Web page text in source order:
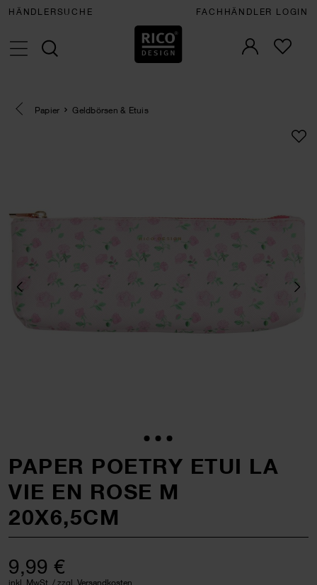
HÄNDLERSUCHE FACHHÄNDLER LOGIN
Eine Kategorie zurück navigieren
Papier Geldbörsen & Etuis
PAPER POETRY ETUI LA
VIE EN ROSE M
20X6,5CM
9,99 €
inkl. MwSt. / zzgl. Versandkosten